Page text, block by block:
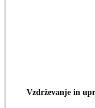
Vzdrževanje in